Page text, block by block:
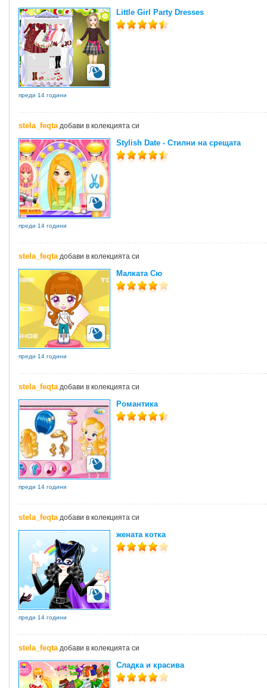
Little Girl Party Dresses
преди 14 години
stela_feqtaдобави в колекцията си
Stylish Date - Стилни на срещата
преди 14 години
stela_feqtaдобави в колекцията си
Малката Сю
преди 14 години
stela_feqtaдобави в колекцията си
Романтика
преди 14 години
stela_feqtaдобави в колекцията си
жената котка
преди 14 години
stela_feqtaдобави в колекцията си
Сладка и красива